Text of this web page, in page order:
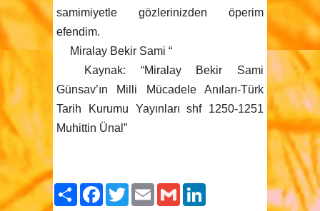
samimiyetle gözlerinizden öperim
efendim.
Miralay Bekir Sami “
Kaynak: “Miralay Bekir Sami
Günsav’ın Milli Mücadele Anıları-Türk
Tarih Kurumu Yayınları shf 1250-1251
Muhittin Ünal”
PaylaşFacebook
TwitterEmailGmail